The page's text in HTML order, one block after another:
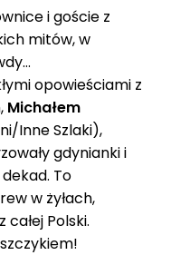
i goście z
mitów, w
opowieściami z
Michałem
Inne Szlaki),
gdynianki i
To
w żyłach,
Polski.